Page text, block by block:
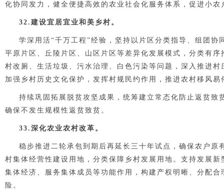
化协同发力，健全便捷高效的农业社会化服务体系，促进小
32.建设宜居宜业和美乡村。
学深用活“千万工程”经验，坚持以片区分类指导、组团
平原片区、丘陵片区、山区片区等差异化发展模式，分类有
村改厕、生活垃圾、污水治理、白色污染等问题，深入推进
加强乡村历史文化保护，发挥村规民约作用，推进农村移风易
持续巩固拓展脱贫攻坚成果，统筹建立常态化防止返贫
确保不发生规模性返贫致贫。
33.深化农业农村改革。
稳步推进二轮承包到期后再延长三十年试点，确保农户
村集体经营性建设用地，分类保障乡村发展用地。支持发展
集体经济、服务集体成员等功能作用，构建产权明晰、分配
险。